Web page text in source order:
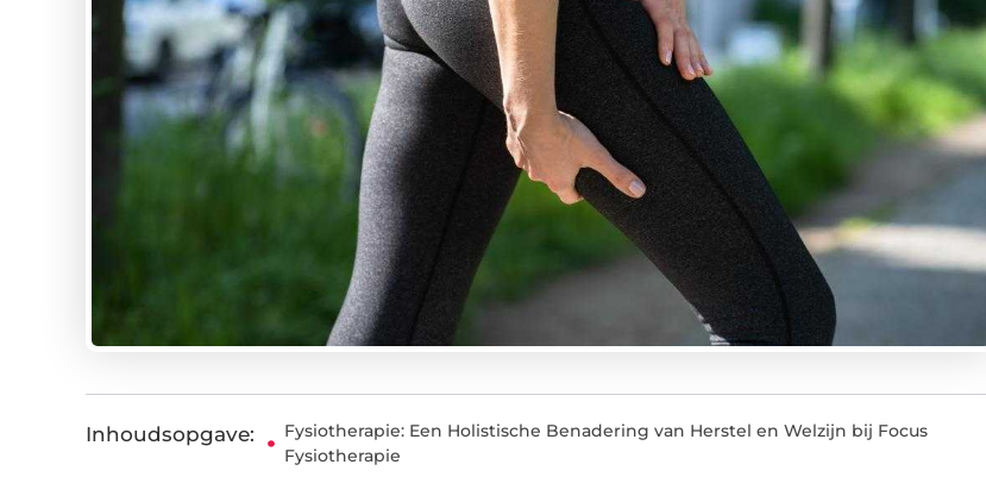
Inhoudsopgave:
Fysiotherapie: Een Holistische Benadering van Herstel en Welzijn bij Focus
Fysiotherapie